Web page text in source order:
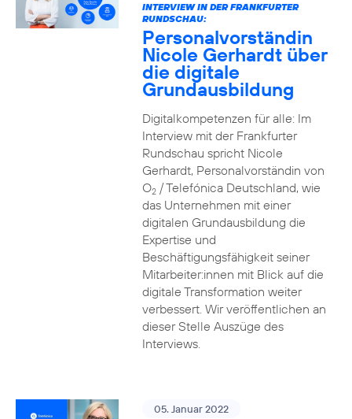
INTERVIEW IN DER FRANKFURTER
RUNDSCHAU:
Personalvorständin
Nicole Gerhardt über
die digitale
Grundausbildung
Digitalkompetenzen für alle: Im
Interview mit der Frankfurter
Rundschau spricht Nicole
Gerhardt, Personalvorständin von
O2/ Telefónica Deutschland, wie
das Unternehmen mit einer
digitalen Grundausbildung die
Expertise und
Beschäftigungsfähigkeit seiner
Mitarbeiter:innen mit Blick auf die
digitale Transformation weiter
verbessert. Wir veröffentlichen an
dieser Stelle Auszüge des
Interviews.
05. Januar 2022